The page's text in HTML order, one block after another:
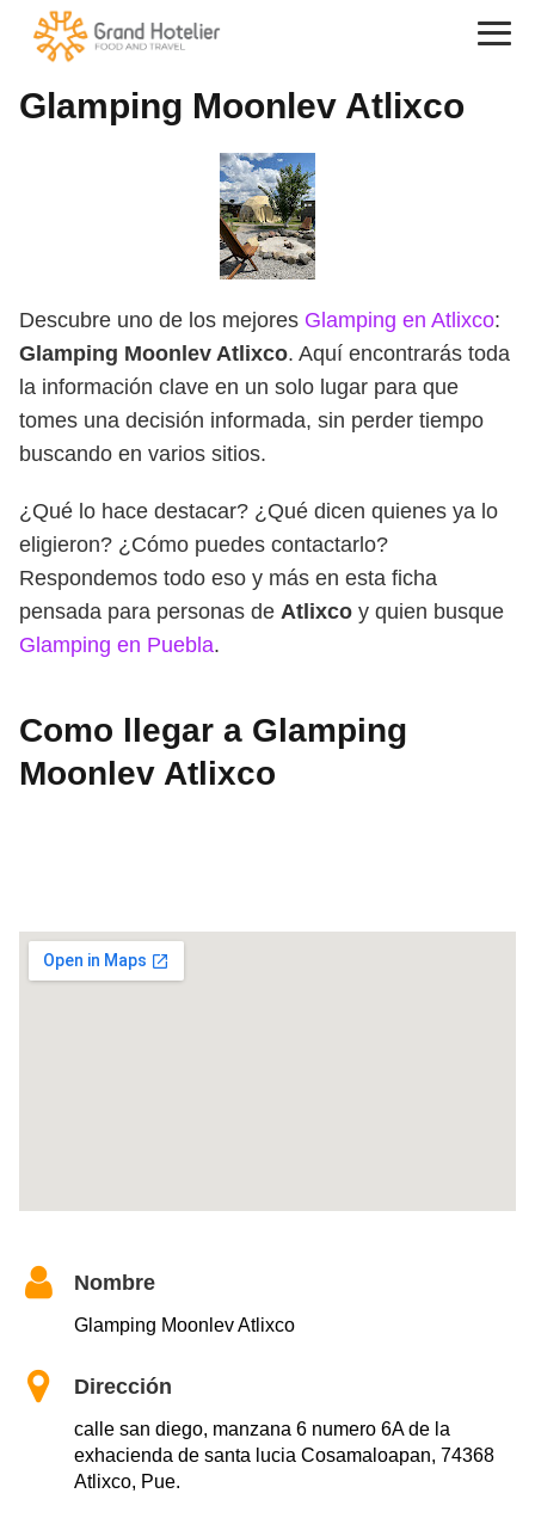
Glamping Moonlev Atlixco
Descubre uno de los mejores Glamping en Atlixco:
Glamping Moonlev Atlixco. Aquí encontrarás toda
la información clave en un solo lugar para que
tomes una decisión informada, sin perder tiempo
buscando en varios sitios.
¿Qué lo hace destacar? ¿Qué dicen quienes ya lo
eligieron? ¿Cómo puedes contactarlo?
Respondemos todo eso y más en esta ficha
pensada para personas de Atlixco y quien busque
Glamping en Puebla.
Como llegar a Glamping
Moonlev Atlixco
Nombre
Glamping Moonlev Atlixco
Dirección
calle san diego, manzana 6 numero 6A de la
exhacienda de santa lucia Cosamaloapan, 74368
Atlixco, Pue.